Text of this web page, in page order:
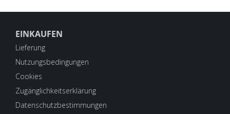
EINKAUFEN
Lieferung
Nutzungsbedingungen
Cookies
Zugänglichkeitserklärung
Datenschutzbestimmungen